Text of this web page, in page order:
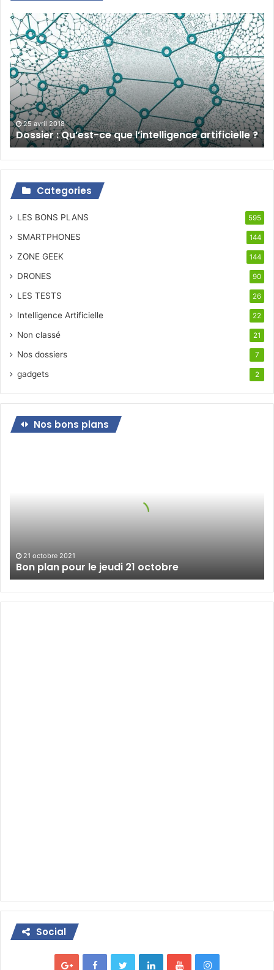
Dossier
:
Qu’est-
ce
que
l’intelligence
artificielle
?
25 avril 2018
Dossier : Qu’est-ce que l’intelligence artificielle ?
Categories
LES BONS PLANS 595
SMARTPHONES 144
ZONE GEEK 144
DRONES 90
LES TESTS 26
Intelligence Artificielle 22
Non classé 21
Nos dossiers 7
gadgets 2
Nos bons plans
21 octobre 2021
Bon plan pour le jeudi 21 octobre
Social